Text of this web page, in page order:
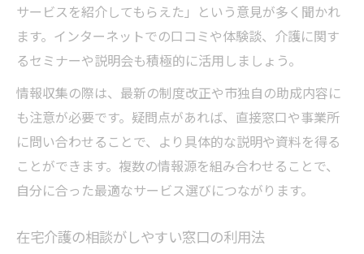
サービスを紹介してもらえた」という意見が多く聞かれ
ます。インターネットでの口コミや体験談、介護に関す
るセミナーや説明会も積極的に活用しましょう。
情報収集の際は、最新の制度改正や市独自の助成内容に
も注意が必要です。疑問点があれば、直接窓口や事業所
に問い合わせることで、より具体的な説明や資料を得る
ことができます。複数の情報源を組み合わせることで、
自分に合った最適なサービス選びにつながります。
在宅介護の相談がしやすい窓口の利用法